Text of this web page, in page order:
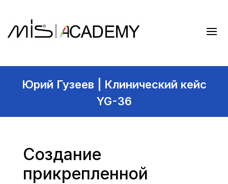
Юрий Гузеев | Клинический кейс
YG-36
Создание
прикрепленной